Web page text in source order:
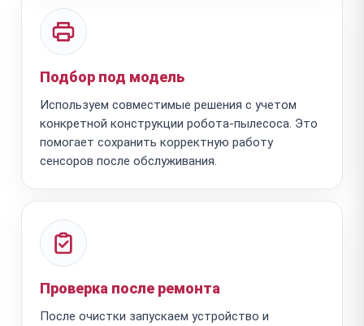
Подбор под модель
Используем совместимые решения с учетом
конкретной конструкции робота-пылесоса. Это
помогает сохранить корректную работу
сенсоров после обслуживания.
Проверка после ремонта
После очистки запускаем устройство и